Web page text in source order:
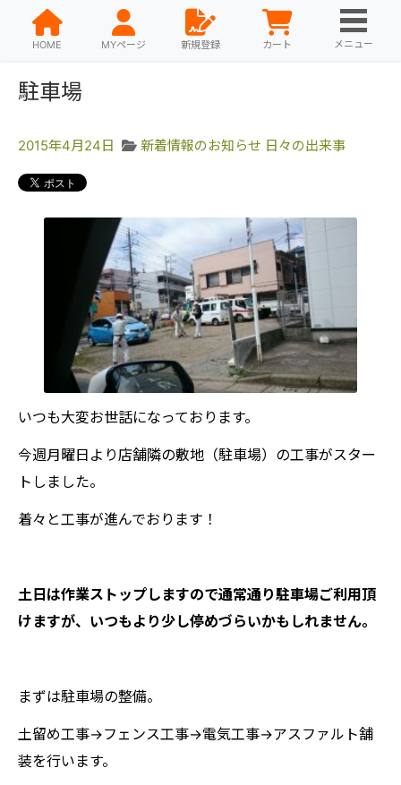
HOME MYページ 新規登録 カート メニュー
駐車場
2015年4月24日 新着情報のお知らせ 日々の出来事
いつも大変お世話になっております。
今週月曜日より店舗隣の敷地（駐車場）の工事がスター
トしました。
着々と工事が進んでおります！
土日は作業ストップしますので通常通り駐車場ご利用頂
けますが、いつもより少し停めづらいかもしれません。
まずは駐車場の整備。
土留め工事→フェンス工事→電気工事→アスファルト舗
装を行います。